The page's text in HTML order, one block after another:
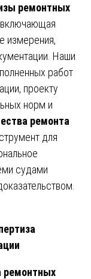
ремонтных
измерения,
Наши
работ
проекту
норм и
ремонта
для
судами
ремонтных